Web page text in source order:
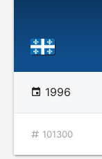
1996
101300